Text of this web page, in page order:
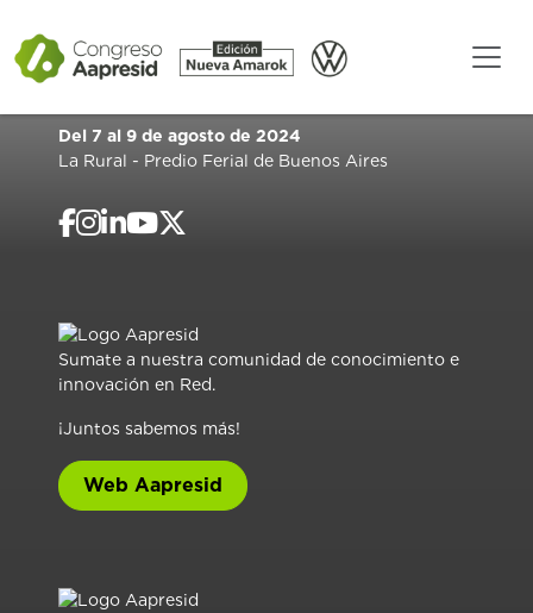
Del 7 al 9 de agosto de 2024
La Rural - Predio Ferial de Buenos Aires
Sumate a nuestra comunidad de conocimiento e
innovación en Red.
¡Juntos sabemos más!
Web Aapresid